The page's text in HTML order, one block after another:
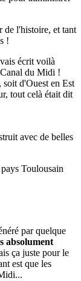
de l'histoire, et tant
!
écrit voilà
du Midi !
soit d'Ouest en Est
tout celà était dit
Toulousain
par quelque
absolument
ça juste pour le
est que les